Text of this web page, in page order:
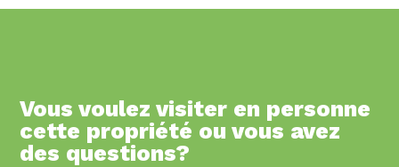
Vous voulez visiter en personne
cette propriété ou vous avez
des questions?